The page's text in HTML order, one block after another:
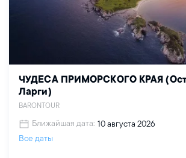
ЧУДЕСА ПРИМОРСКОГО КРАЯ
Ларги)
BARONTOUR
Ближайшая дата: 10 августа 2026
Все даты